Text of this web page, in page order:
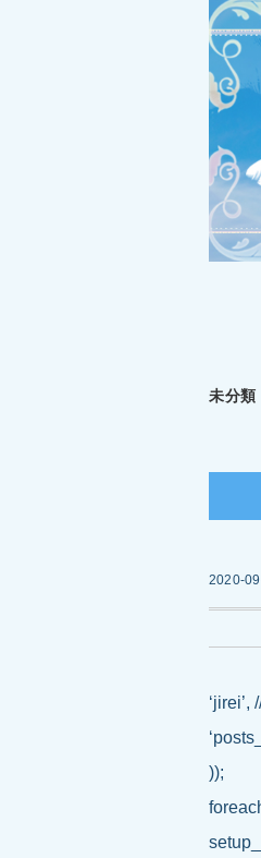
未分類
2020-
));